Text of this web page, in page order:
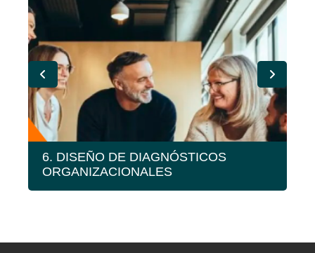
6. DISEÑO DE DIAGNÓSTICOS
ORGANIZACIONALES